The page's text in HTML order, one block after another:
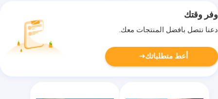
وفر وقتك
دعنا نتصل بأفضل المنتجات معك.
أعط متطلباتك